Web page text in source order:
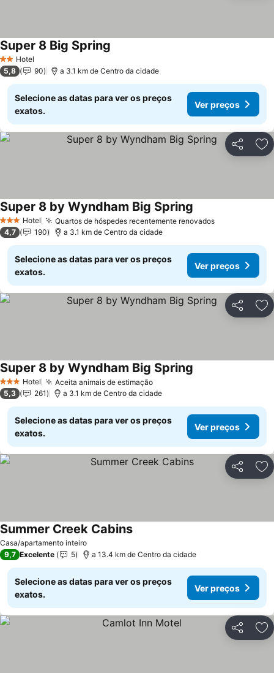
2 Estrelas
Hotel
Super 8 Big Spring
5,8 90 a 3.1 km de Centro da cidade
Selecione as datas para ver os preços
exatos.
Ver preços
Partilhar
3 EstrelasHotel Quartos de hóspedes recentemente renovadosVer preços
Super 8 by Wyndham Big Spring
4,7 190 a 3.1 km de Centro da cidade
Selecione as datas para ver os preços
exatos.
Ver preços
Partilhar
3 EstrelasHotel Aceita animais de estimaçãoVer preços
Super 8 by Wyndham Big Spring
5,3 261 a 3.1 km de Centro da cidade
Selecione as datas para ver os preços
exatos.
Ver preços
Partilhar
Casa/apartamento inteiro
Summer Creek CabinsVer preços
9,7 Excelente 5 a 13.4 km de Centro da cidade
Selecione as datas para ver os preços
exatos.
Ver preços
Partilhar